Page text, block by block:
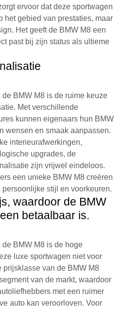
ervoor dat deze sportwagen
het gebied van prestaties, maar
Het geeft de BMW M8 een
past bij zijn status als ultieme
BMW M8 is de ruime keuze
Met verschillende
kunnen eigenaars hun BMW
wensen en smaak aanpassen.
interieurafwerkingen,
upgrades, de
zijn vrijwel eindeloos.
een unieke BMW M8 creëren
stijl en voorkeuren.
waardoor de BMW
betaalbaar is.
BMW M8 is de hoge
luxe sportwagen niet voor
prijsklasse van de BMW M8
van de markt, waardoor
met een ruimer
auto kan veroorloven. Voor